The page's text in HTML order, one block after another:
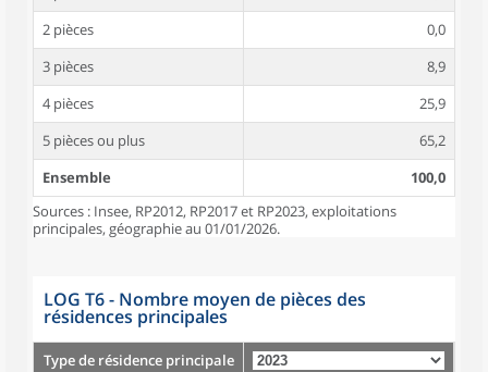
2 pièces
0,0
3 pièces
8,9
4 pièces
25,9
5 pièces ou plus
65,2
Ensemble
100,0
Sources : Insee, RP2012, RP2017 et RP2023, exploitations
principales, géographie au 01/01/2026.
LOG T6 - Nombre moyen de pièces des
résidences principales
Type de résidence principale